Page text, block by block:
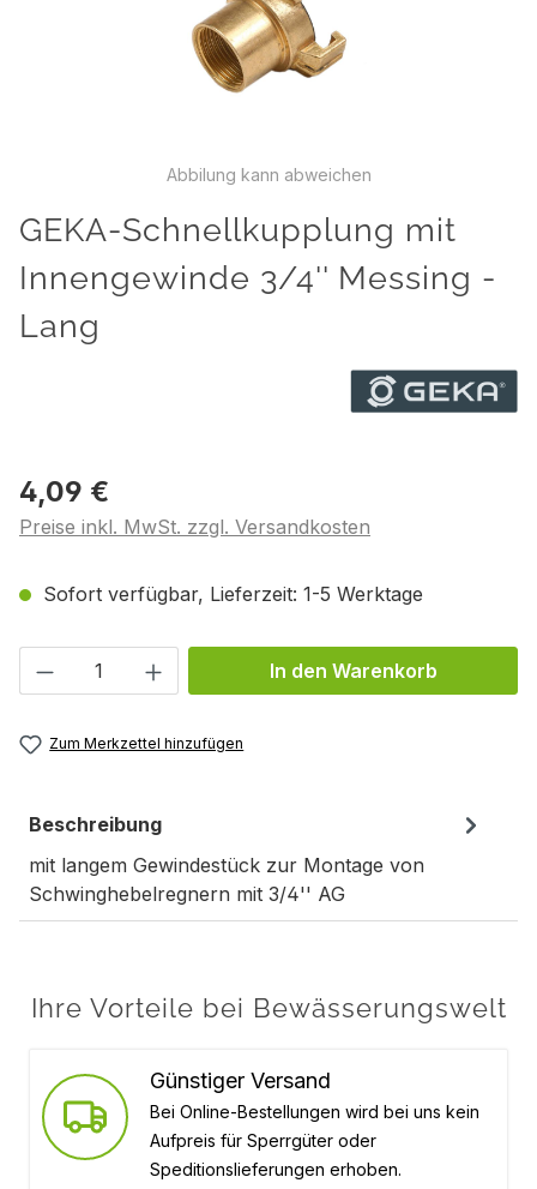
Abbilung kann abweichen
GEKA-Schnellkupplung mit
Innengewinde 3/4'' Messing -
Lang
4,09 €
Preise inkl. MwSt. zzgl. Versandkosten
Sofort verfügbar, Lieferzeit: 1-5 Werktage
Produkt Anzahl: Gib den gewünschten
In den Warenkorb
Zum Merkzettel hinzufügen
Beschreibung
mit langem Gewindestück zur Montage von
Schwinghebelregnern mit 3/4'' AG
Ihre Vorteile bei Bewässerungswelt
Günstiger Versand
Bei Online-Bestellungen wird bei uns kein
Aufpreis für Sperrgüter oder
Speditionslieferungen erhoben.